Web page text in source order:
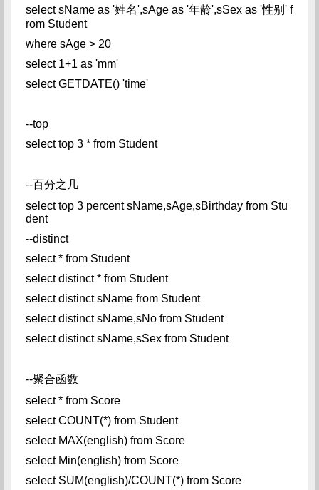
select sName as '姓名',sAge as '年龄',sSex as '性别' f
rom Student
where sAge > 20
select 1+1 as 'mm'
select GETDATE() 'time'
--top
select top 3 * from Student
--百分之几
select top 3 percent sName,sAge,sBirthday from Stu
dent
--distinct
select * from Student
select distinct * from Student
select distinct sName from Student
select distinct sName,sNo from Student
select distinct sName,sSex from Student
--聚合函数
select * from Score
select COUNT(*) from Student
select MAX(english) from Score
select Min(english) from Score
select SUM(english)/COUNT(*) from Score